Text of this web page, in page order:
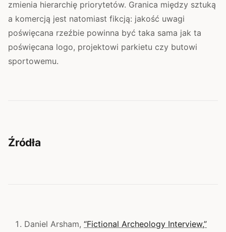
zmienia hierarchię priorytetów. Granica między sztuką
a komercją jest natomiast fikcją: jakość uwagi
poświęcana rzeźbie powinna być taka sama jak ta
poświęcana logo, projektowi parkietu czy butowi
sportowemu.
Źródła
Daniel Arsham, “Fictional Archeology Interview,”